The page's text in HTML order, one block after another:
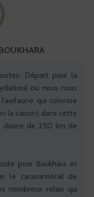
Départ pour la
où nous nous
qui colonise
la saison) dans cette
douce de 250 km de
pour Boukhara et
le caravansérail de
nombreux relais qui